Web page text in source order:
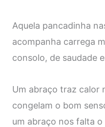
Aquela pancadinha
acompanha carrega
consolo, de saudade
Um abraço traz calor
congelam o bom
um abraço nos falta o